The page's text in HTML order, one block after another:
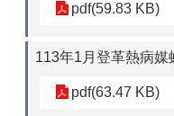
pdf(59.83 KB)
113年1月登革熱病媒
pdf(63.47 KB)